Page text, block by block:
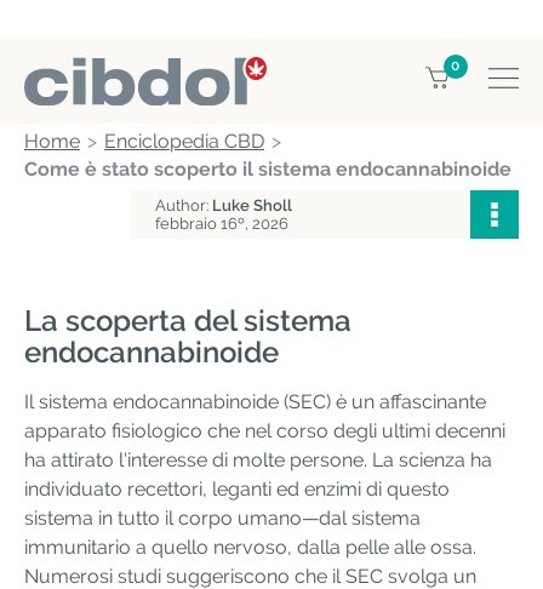
0
Home
Enciclopedia CBD
Come è stato scoperto il sistema endocannabinoide
Author: Luke Sholl
febbraio 16º, 2026
La scoperta del sistema
endocannabinoide
Il sistema endocannabinoide (SEC) è un affascinante
apparato fisiologico che nel corso degli ultimi decenni
ha attirato l'interesse di molte persone. La scienza ha
individuato recettori, leganti ed enzimi di questo
sistema in tutto il corpo umano—dal sistema
immunitario a quello nervoso, dalla pelle alle ossa.
Numerosi studi suggeriscono che il SEC svolga un